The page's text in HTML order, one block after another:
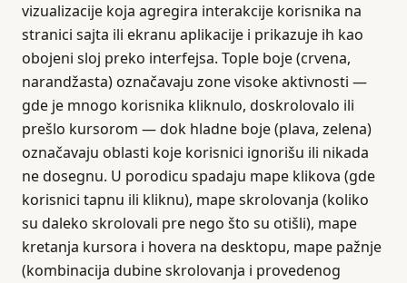
vizualizacije koja agregira interakcije korisnika na
stranici sajta ili ekranu aplikacije i prikazuje ih kao
obojeni sloj preko interfejsa. Tople boje (crvena,
narandžasta) označavaju zone visoke aktivnosti —
gde je mnogo korisnika kliknulo, doskrolovalo ili
prešlo kursorom — dok hladne boje (plava, zelena)
označavaju oblasti koje korisnici ignorišu ili nikada
ne dosegnu. U porodicu spadaju mape klikova (gde
korisnici tapnu ili kliknu), mape skrolovanja (koliko
su daleko skrolovali pre nego što su otišli), mape
kretanja kursora i hovera na desktopu, mape pažnje
(kombinacija dubine skrolovanja i provedenog